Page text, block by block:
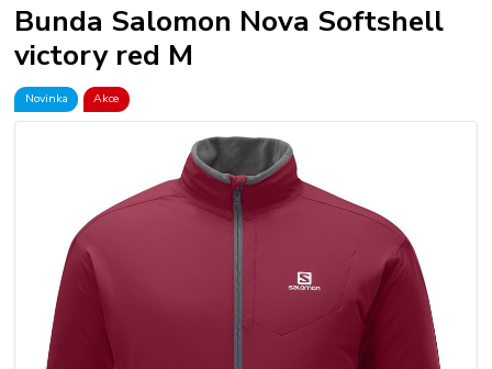
Bunda Salomon Nova Softshell
victory red M
Novinka Akce